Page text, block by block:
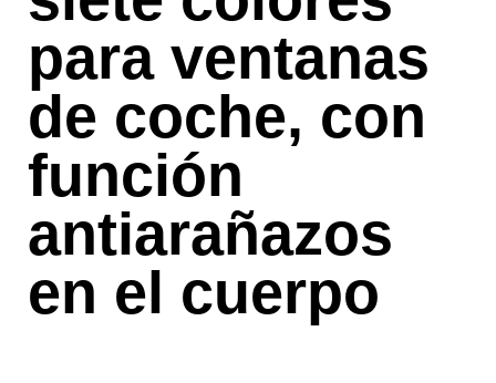
para ventanas
de coche, con
función
antiarañazos
en el cuerpo